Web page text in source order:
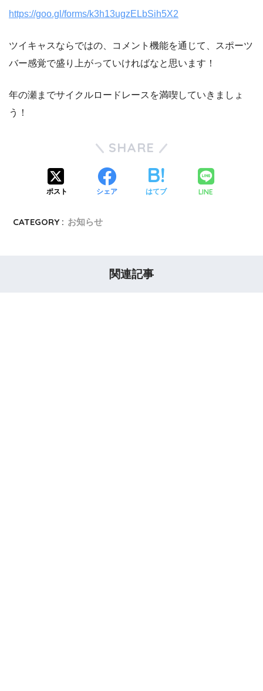
https://goo.gl/forms/k3h13ugzELbSih5X2
ツイキャスならではの、コメント機能を通じて、スポーツ
バー感覚で盛り上がっていければなと思います！
年の瀬までサイクルロードレースを満喫していきましょ
う！
SHARE
ポスト シェア はてブ LINE
CATEGORY : お知らせ
関連記事